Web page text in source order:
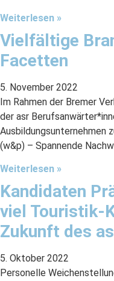
Weiterlesen »
Vielfältige
Facetten
5. November 2022
Im Rahmen der Bremer
der asr
Ausbildungsunternehmen
(w&p) – Spannende
Weiterlesen »
Kandidaten
viel Touristik-
Zukunft des
5. Oktober 2022
Personelle